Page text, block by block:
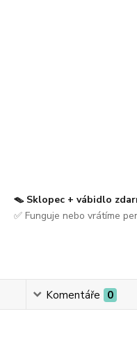
🪤 Sklopec + vábidlo
✅ Funguje nebo vrátíme
Komentáře 0